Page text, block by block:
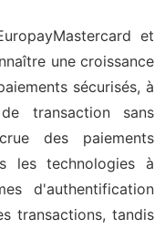
et
une croissance
sécurisés, à
transaction sans
des paiements
les technologies à
d'authentification
transactions, tandis